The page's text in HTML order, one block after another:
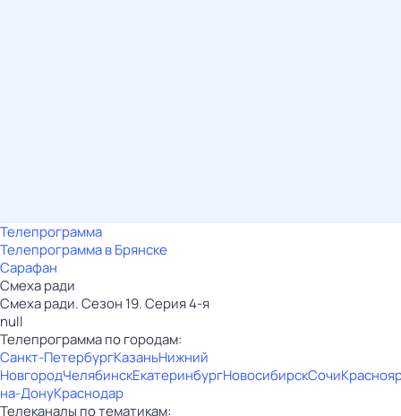
Телепрограмма
Телепрограмма в Брянске
Сарафан
Смеха ради
Смеха ради. Сезон 19. Серия 4-я
null
Телепрограмма по городам:
Санкт-ПетербургКазаньНижний
НовгородЧелябинскЕкатеринбургНовосибирскСочи
на-ДонуКраснодар
Телеканалы по тематикам: